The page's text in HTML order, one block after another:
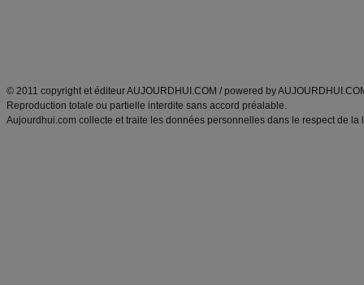
© 2011 copyright et éditeur AUJOURDHUI.COM / powered by
Reproduction totale ou partielle interdite sans accord préalable.
Aujourdhui.com collecte et traite les données personnelles dans le respect de